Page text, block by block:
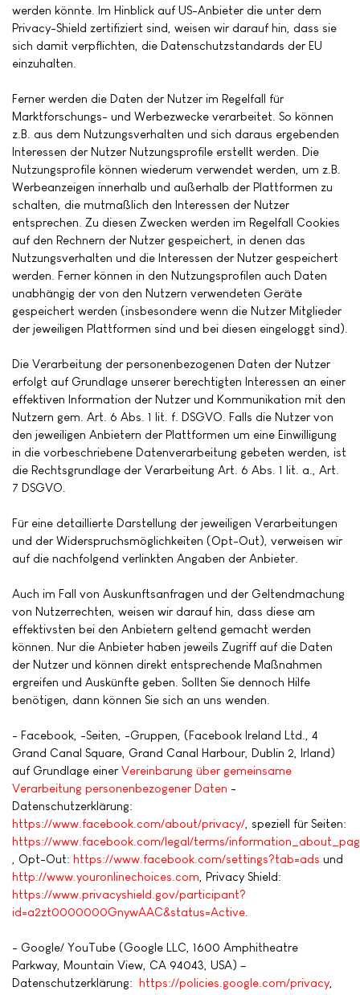
werden könnte. Im Hinblick auf US-Anbieter die unter dem
Privacy-Shield zertifiziert sind, weisen wir darauf hin, dass sie
sich damit verpflichten, die Datenschutzstandards der EU
einzuhalten.
Ferner werden die Daten der Nutzer im Regelfall für
Marktforschungs- und Werbezwecke verarbeitet. So können
z.B. aus dem Nutzungsverhalten und sich daraus ergebenden
Interessen der Nutzer Nutzungsprofile erstellt werden. Die
Nutzungsprofile können wiederum verwendet werden, um z.B.
Werbeanzeigen innerhalb und außerhalb der Plattformen zu
schalten, die mutmaßlich den Interessen der Nutzer
entsprechen. Zu diesen Zwecken werden im Regelfall Cookies
auf den Rechnern der Nutzer gespeichert, in denen das
Nutzungsverhalten und die Interessen der Nutzer gespeichert
werden. Ferner können in den Nutzungsprofilen auch Daten
unabhängig der von den Nutzern verwendeten Geräte
gespeichert werden (insbesondere wenn die Nutzer Mitglieder
der jeweiligen Plattformen sind und bei diesen eingeloggt sind).
Die Verarbeitung der personenbezogenen Daten der Nutzer
erfolgt auf Grundlage unserer berechtigten Interessen an einer
effektiven Information der Nutzer und Kommunikation mit den
Nutzern gem. Art. 6 Abs. 1 lit. f. DSGVO. Falls die Nutzer von
den jeweiligen Anbietern der Plattformen um eine Einwilligung
in die vorbeschriebene Datenverarbeitung gebeten werden, ist
die Rechtsgrundlage der Verarbeitung Art. 6 Abs. 1 lit. a., Art.
7 DSGVO.
Für eine detaillierte Darstellung der jeweiligen Verarbeitungen
und der Widerspruchsmöglichkeiten (Opt-Out), verweisen wir
auf die nachfolgend verlinkten Angaben der Anbieter.
Auch im Fall von Auskunftsanfragen und der Geltendmachung
von Nutzerrechten, weisen wir darauf hin, dass diese am
effektivsten bei den Anbietern geltend gemacht werden
können. Nur die Anbieter haben jeweils Zugriff auf die Daten
der Nutzer und können direkt entsprechende Maßnahmen
ergreifen und Auskünfte geben. Sollten Sie dennoch Hilfe
benötigen, dann können Sie sich an uns wenden.
- Facebook, -Seiten, -Gruppen, (Facebook Ireland Ltd., 4
Grand Canal Square, Grand Canal Harbour, Dublin 2, Irland)
auf Grundlage einer Vereinbarung über gemeinsame
Verarbeitung personenbezogener Daten -
Datenschutzerklärung:
https://www.facebook.com/about/privacy/ , speziell für Seiten:
https://www.facebook.com/legal/terms/
, Opt-Out: https://www.facebook.com/settings?tab=ads und
http://www.youronlinechoices.com , Privacy Shield:
https://www.privacyshield.gov/participant?
id=a2zt0000000GnywAAC&status=Active
- Google/ YouTube (Google LLC, 1600 Amphitheatre
Parkway, Mountain View, CA 94043, USA) –
Datenschutzerklärung: https://policies.google.com/privacy